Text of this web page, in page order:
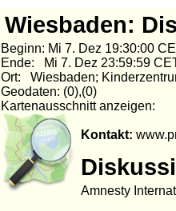
Wiesbaden:
Beginn: Mi 7. Dez 19:30:00
Ende: Mi 7. Dez 23:59:59
Ort: Wiesbaden;
Geodaten: (0),(0)
Kartenausschnitt anzeigen:
Kontakt:
Amnesty